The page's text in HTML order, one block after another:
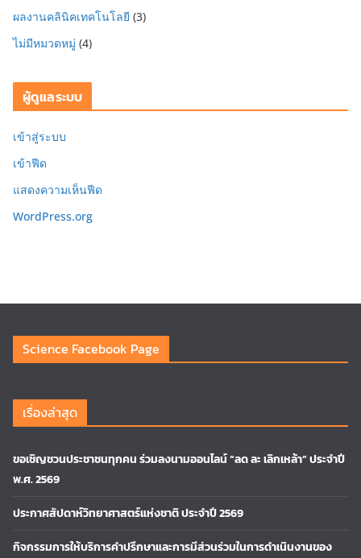
ผลงานคลินิคเทคโนโลยี (3)
ไม่มีหมวดหมู่ (4)
ผู้ดูแลระบบ
เข้าสู่ระบบ
เข้าฟีด
แสดงความเห็นฟีด
WordPress.org
Science Facebook Page
เรื่องล่าสุด
ขอเชิญชวนประชาชนทุกคน ร่วมลงนามออนไลน์ “ลด ละ เลิกเหล้า” ประจำปี
พ.ศ. 2569
ประกาศสัปดาห์วิทยาศาสตร์แห่งชาติ ประจำปี 2569
กิจกรรมการให้บริการคำปรึกษาและการมีส่วนร่วมในการดำเนินงานของ